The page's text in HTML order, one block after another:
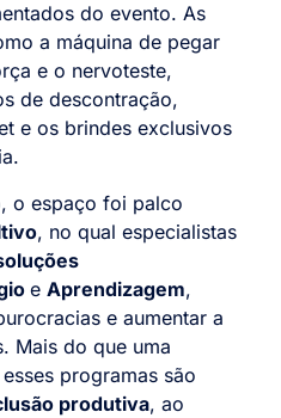
do evento. As
a máquina de pegar
e o nervoteste,
de descontração,
e os brindes exclusivos
o espaço foi palco
, no qual especialistas
e Aprendizagem,
e aumentar a
Mais do que uma
programas são
produtiva, ao